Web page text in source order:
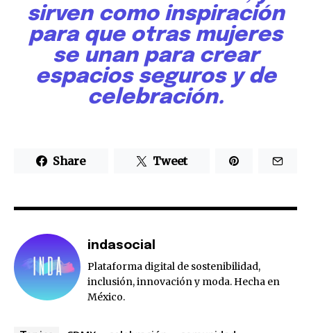
sirven como inspiración
para que otras mujeres
se unan para crear
espacios seguros y de
celebración.
Share Tweet
indasocial
Plataforma digital de sostenibilidad,
inclusión, innovación y moda. Hecha en
México.